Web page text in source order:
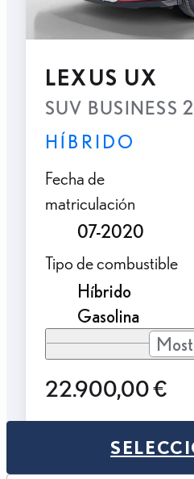
LEXUS UX
SUV BUSINESS
HÍBRIDO
Fecha de
matriculación
07-2020
Tipo de combustible
Híbrido
Gasolina
22.900,00 €